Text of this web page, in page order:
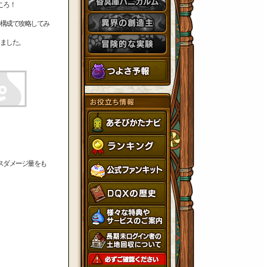
！
成で攻略してみ
した。
ダメージ量をも